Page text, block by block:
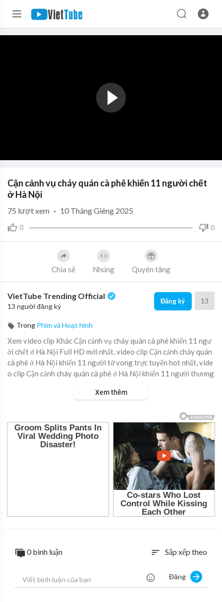
Cận cảnh vụ cháy quán cà phê khiến 11 người chết
ở Hà Nội
0 0
75 lượt xem · 10 Tháng Giêng 2025
Chia sẻ Nhúng Quyên tặng
VietTube Trending Official
13 người đăng ký
Đăng ký 13
Trong Phim và Hoạt hình
Xem video clip Khác Cận cảnh vụ cháy quán cà phê khiến 11 ngư
ời chết ở Hà Nội Full HD mới nhất, video clip Cận cảnh cháy quán
cà phê ở Hà Nội khiến 11 người tử vong trực tuyến hot nhất, vide
o clip Cận cảnh cháy quán cà phê ở Hà Nội khiến 11 người thương
Xem thêm
0 bình luận sort Sắp xếp theo
Đăng